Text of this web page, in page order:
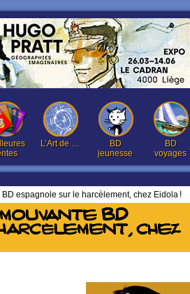
L’Art de …
BD
jeunesse
BD
voyages
espagnole sur le harcèlement, chez Eidola !
BD
chez